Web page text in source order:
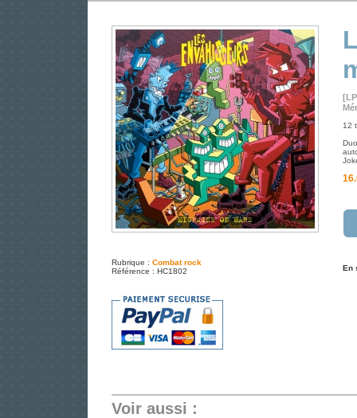
Rubrique : Combat rock
Référence : HC1802
12
En
Voir aussi :